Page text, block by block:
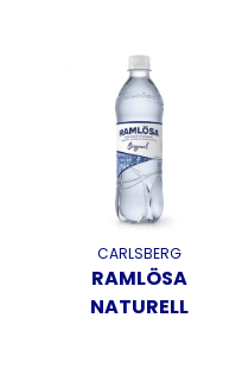
CARLSBERG
RAMLÖSA
NATURELL